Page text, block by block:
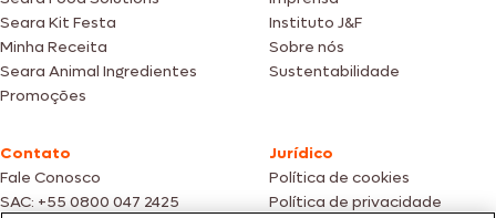
Seara Kit Festa
Minha Receita
Seara Animal Ingredientes
Promoções
Instituto J&F
Sobre nós
Sustentabilidade
Contato
Fale Conosco
SAC: +55 0800 047 2425
Jurídico
Política de cookies
Política de privacidade